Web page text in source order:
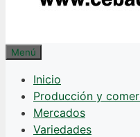
Menú
Inicio
Producción y
Mercados
Variedades